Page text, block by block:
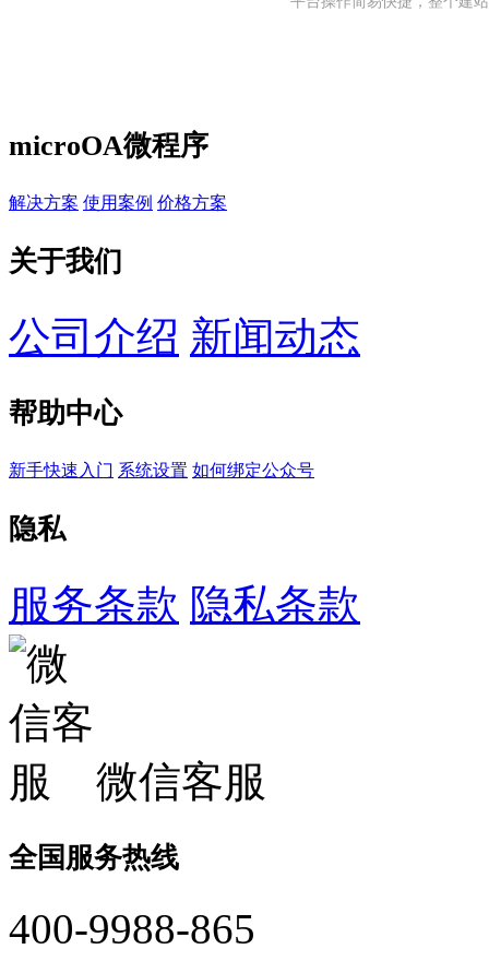
microOA微程序
解决方案 使用案例 价格方案
关于我们
公司介绍 新闻动态
帮助中心
新手快速入门 系统设置 如何绑定公众号
隐私
服务条款 隐私条款
微信客服
全国服务热线
400-9988-865